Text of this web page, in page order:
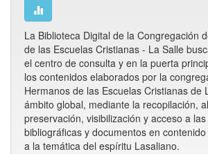
La Biblioteca Digital de la Congregación
de las Escuelas Cristianas - La Salle
el centro de consulta y en la puerta
los contenidos elaborados por la
Hermanos de las Escuelas Cristianas de
ámbito global, mediante la recopilación,
preservación, visibilización y acceso a
bibliográficas y documentos en
a la temática del espíritu Lasaliano.